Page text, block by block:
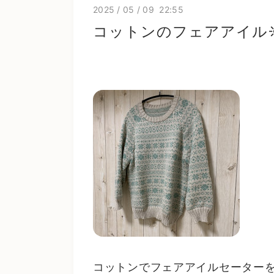
2025 / 05 / 09 22:55
コットンのフェアアイ
コットンでフェアアイルセーター